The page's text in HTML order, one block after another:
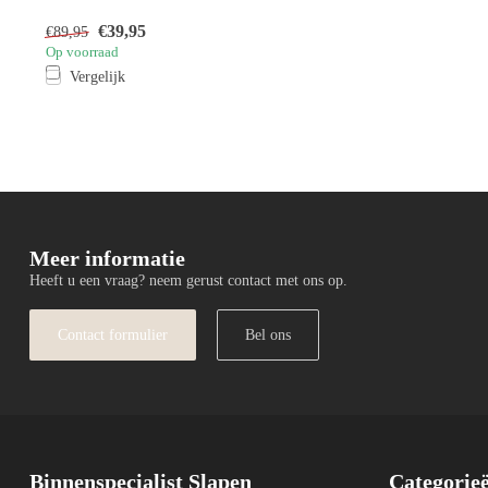
€89,95 €39,95
Op voorraad
Vergelijk
Meer informatie
Heeft u een vraag? neem gerust contact met ons op.
Contact formulier Bel ons
Binnenspecialist Slapen